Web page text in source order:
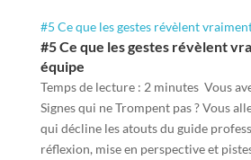
#5 Ce que les gestes révèlent
#5 Ce que les gestes révèlent
équipe
Temps de lecture : 2 minutes Vous
Signes qui ne Trompent pas ? Vous
qui décline les atouts du guide
réflexion, mise en perspective et